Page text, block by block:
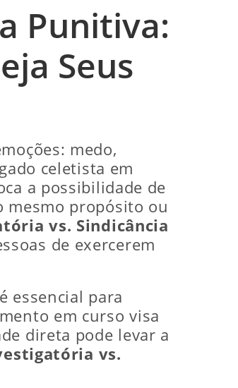
Punitiva:
Seus
medo,
celetista em
a possibilidade de
mesmo propósito ou
vs. Sindicância
de exercerem
essencial para
em curso visa
direta pode levar a
vs.